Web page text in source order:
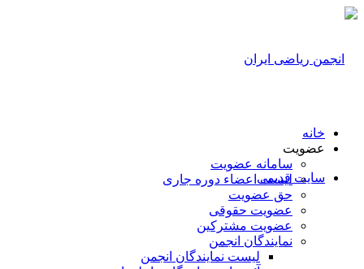
سایت قدیمی
خانه
عضویت
سامانه عضویت
لیست اعضاء دوره جاری
حق عضویت
عضویت حقوقی
عضویت مشترکین
نمایندگان انجمن
لیست نمایندگان انجمن